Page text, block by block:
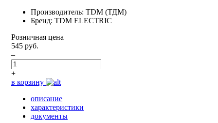
Производитель: TDM (ТДМ)
Бренд: TDM ELECTRIC
Розничная цена
545 руб.
–
+
в корзину
описание
характеристики
документы